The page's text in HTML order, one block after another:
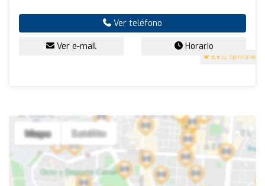
3.5 (2 opiniones)
Ver teléfono
Ver e-mail Horario